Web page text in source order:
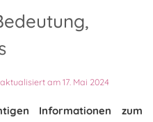
am 17. Mai 2024
Informationen zum